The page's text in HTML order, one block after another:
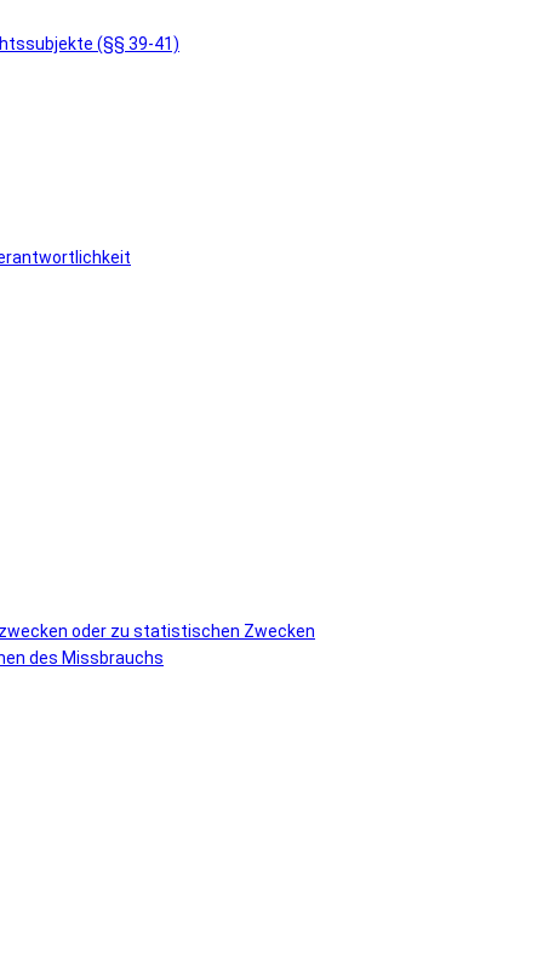
(§§ 39-41)
oder zu statistischen Zwecken
des Missbrauchs